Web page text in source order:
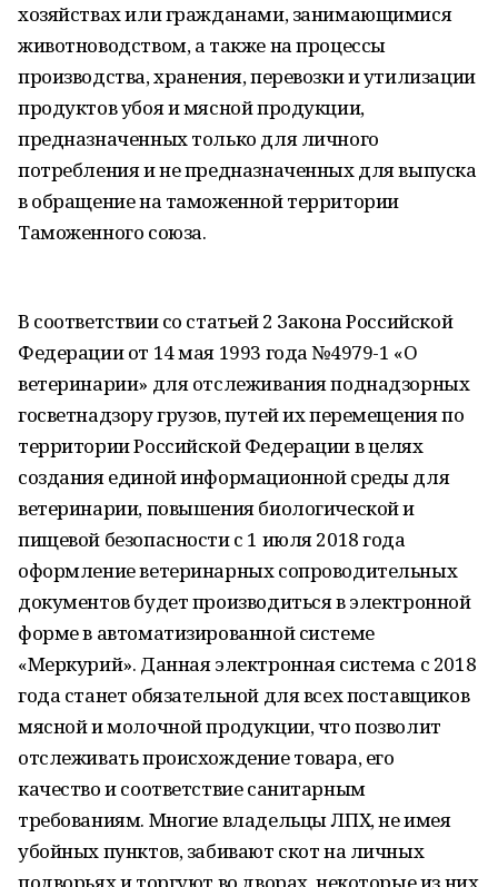
хозяйствах или гражданами, занимающимися
животноводством, а также на процессы
производства, хранения, перевозки и утилизации
продуктов убоя и мясной продукции,
предназначенных только для личного
потребления и не предназначенных для выпуска
в обращение на таможенной территории
Таможенного союза.
В соответствии со статьей 2 Закона Российской
Федерации от 14 мая 1993 года №4979-1 «О
ветеринарии» для отслеживания поднадзорных
госветнадзору грузов, путей их перемещения по
территории Российской Федерации в целях
создания единой информационной среды для
ветеринарии, повышения биологической и
пищевой безопасности с 1 июля 2018 года
оформление ветеринарных сопроводительных
документов будет производиться в электронной
форме в автоматизированной системе
«Меркурий». Данная электронная система с 2018
года станет обязательной для всех поставщиков
мясной и молочной продукции, что позволит
отслеживать происхождение товара, его
качество и соответствие санитарным
требованиям. Многие владельцы ЛПХ, не имея
убойных пунктов, забивают скот на личных